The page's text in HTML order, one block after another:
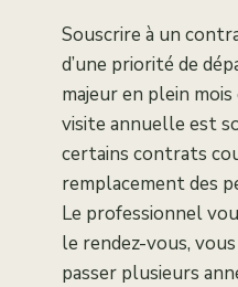
Souscrire à un
d’une priorité de
majeur en plein
visite annuelle est
certains contrats
remplacement des
Le professionnel
le rendez-vous,
passer plusieurs